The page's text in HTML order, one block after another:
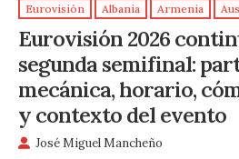
Eurovisión Albania Armenia
Eurovisión 2026
segunda semifinal:
mecánica, horario,
y contexto del evento
José Miguel Mancheño